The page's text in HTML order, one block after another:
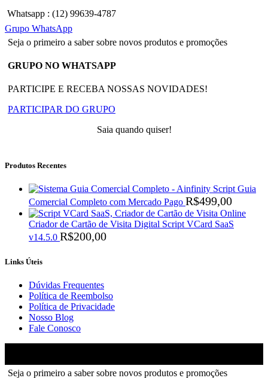
Whatsapp : (12) 99639-4787
Grupo WhatsApp
Seja o primeiro a saber sobre novos produtos e promoções
GRUPO NO WHATSAPP
PARTICIPE E RECEBA NOSSAS NOVIDADES!
PARTICIPAR DO GRUPO
Saia quando quiser!
Produtos Recentes
Script Guia
Comercial Completo com Mercado Pago R$499,00
Criador de Cartão de Visita Digital Script VCard SaaS
v14.5.0 R$200,00
Links Úteis
Dúvidas Frequentes
Política de Reembolso
Política de Privacidade
Nosso Blog
Fale Conosco
Seja o primeiro a saber sobre novos produtos e promoções